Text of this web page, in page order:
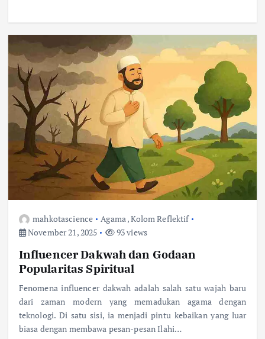
mahkotascience Agama ,Kolom Reflektif
November 21, 2025
93 views
Influencer Dakwah dan Godaan
Popularitas Spiritual
Fenomena influencer dakwah adalah salah satu wajah baru
dari zaman modern yang memadukan agama dengan
teknologi. Di satu sisi, ia menjadi pintu kebaikan yang luar
biasa dengan membawa pesan-pesan Ilahi…